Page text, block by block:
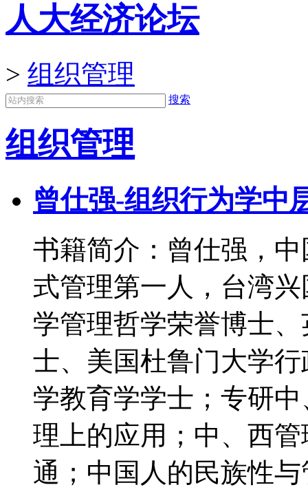
人大经济论坛
> 组织管理
搜索
组织管理
曾仕强-组织行为学中
书籍简介：曾仕强，
式管理第一人，台湾
学管理哲学荣誉博士
士、美国杜鲁门大学
学教育学学士；专研
理上的应用；中、西
通；中国人的民族性